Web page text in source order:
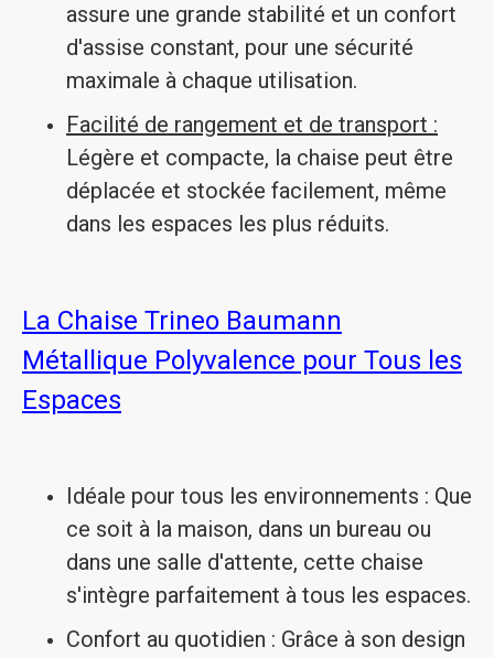
assure une grande stabilité et un confort
d'assise constant, pour une sécurité
maximale à chaque utilisation.
Facilité de rangement et de transport :
Légère et compacte, la chaise peut être
déplacée et stockée facilement, même
dans les espaces les plus réduits.
La Chaise Trineo Baumann
Métallique Polyvalence pour Tous les
Espaces
Idéale pour tous les environnements : Que
ce soit à la maison, dans un bureau ou
dans une salle d'attente, cette chaise
s'intègre parfaitement à tous les espaces.
Confort au quotidien : Grâce à son design